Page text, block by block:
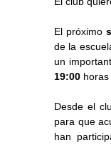
El próximo
de la
un
19:00
Desde el
para que
han